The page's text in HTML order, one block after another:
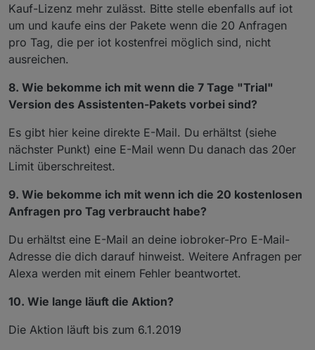
Kauf-Lizenz mehr zulässt. Bitte stelle ebenfalls auf iot
um und kaufe eins der Pakete wenn die 20 Anfragen
pro Tag, die per iot kostenfrei möglich sind, nicht
ausreichen.
8. Wie bekomme ich mit wenn die 7 Tage "Trial"
Version des Assistenten-Pakets vorbei sind?
Es gibt hier keine direkte E-Mail. Du erhältst (siehe
nächster Punkt) eine E-Mail wenn Du danach das 20er
Limit überschreitest.
9. Wie bekomme ich mit wenn ich die 20 kostenlosen
Anfragen pro Tag verbraucht habe?
Du erhältst eine E-Mail an deine iobroker-Pro E-Mail-
Adresse die dich darauf hinweist. Weitere Anfragen per
Alexa werden mit einem Fehler beantwortet.
10. Wie lange läuft die Aktion?
Die Aktion läuft bis zum 6.1.2019